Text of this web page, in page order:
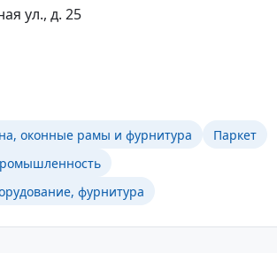
ул., д. 25
оконные рамы и фурнитура
Паркет
фурнитура